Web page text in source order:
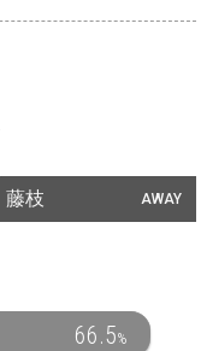
AWAY
藤枝
66.5%